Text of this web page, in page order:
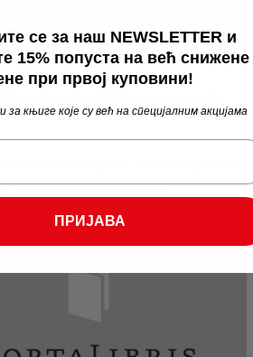
прича на конкурсу Велики српски
године Прва награда…
се за наш NEWSLETTER и
15% попуста на већ снижене
при првој куповини!
за књиге које су већ на специјалним акцијама
ПРИЈАВА